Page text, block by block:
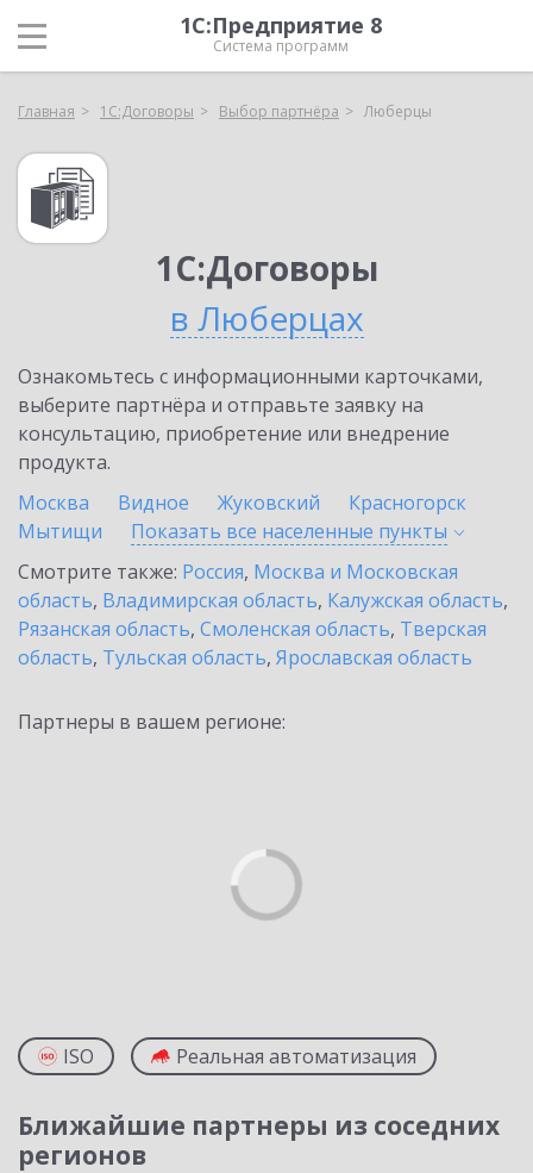
1С:Предприятие 8
Система программ
Главная 1С:Договоры Выбор партнёра Люберцы
1С:Договоры
в Люберцах
Ознакомьтесь с информационными карточками,
выберите партнёра и отправьте заявку на
консультацию, приобретение или внедрение
продукта.
Москва
Видное Жуковский
Красногорск
Мытищи
Показать все населенные пункты
Смотрите также: Россия, Москва и Московская
область, Владимирская область, Калужская область,
Рязанская область, Смоленская область, Тверская
область, Тульская область, Ярославская область
Партнеры в вашем регионе:
ISO Реальная автоматизация
Ближайшие партнеры из соседних
регионов